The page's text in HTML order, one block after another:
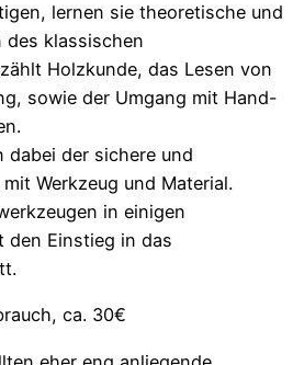
lernen sie theoretische und
des klassischen
Holzkunde, das Lesen von
sowie der Umgang mit Hand-
dabei der sichere und
Werkzeug und Material.
in einigen
Einstieg in das
ca. 30€